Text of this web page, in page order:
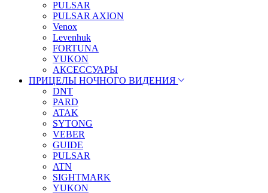
PULSAR
PULSAR AXION
Venox
Levenhuk
FORTUNA
YUKON
АКСЕССУАРЫ
ПРИЦЕЛЫ НОЧНОГО ВИДЕНИЯ
DNT
PARD
ATAK
SYTONG
VEBER
GUIDE
PULSAR
ATN
SIGHTMARK
YUKON